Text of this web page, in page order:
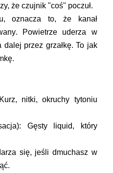
że czujnik "coś" poczuł.
oznacza to, że
kanał
. Powietrze uderza w
przez grzałkę. To jak
nitki, okruchy tytoniu
Gęsty liquid, który
się, jeśli dmuchasz w